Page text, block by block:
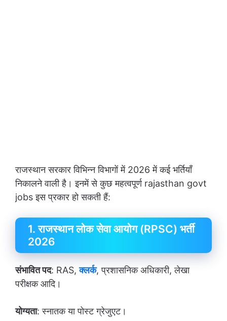
राजस्थान सरकार विभिन्न विभागों में 2026 में कई भर्तियाँ
निकालने वाली है। इनमें से कुछ महत्वपूर्ण rajasthan govt
jobs इस प्रकार हो सकती हैं:
1. राजस्थान लोक सेवा आयोग (RPSC) भर्ती
2026
संभावित पद: RAS,क्लर्क, प्रशासनिक अधिकारी, लेखा
परीक्षक आदि।
योग्यता: स्नातक या पोस्ट ग्रेजुएट।